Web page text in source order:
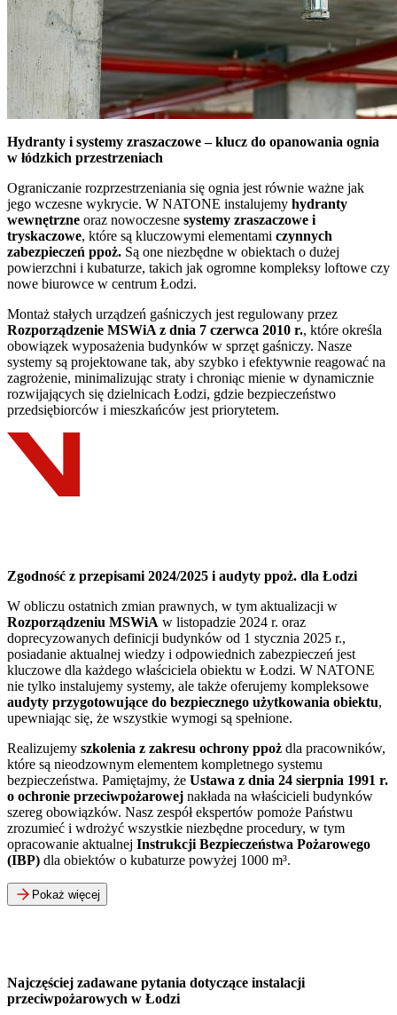
Hydranty i systemy zraszaczowe – klucz do opanowania ognia
w łódzkich przestrzeniach
Ograniczanie rozprzestrzeniania się ognia jest równie ważne jak
jego wczesne wykrycie. W NATONE instalujemy hydranty
wewnętrzne oraz nowoczesne systemy zraszaczowe i
tryskaczowe, które są kluczowymi elementami czynnych
zabezpieczeń ppoż. Są one niezbędne w obiektach o dużej
powierzchni i kubaturze, takich jak ogromne kompleksy loftowe czy
nowe biurowce w centrum Łodzi.
Montaż stałych urządzeń gaśniczych jest regulowany przez
Rozporządzenie MSWiA z dnia 7 czerwca 2010 r., które określa
obowiązek wyposażenia budynków w sprzęt gaśniczy. Nasze
systemy są projektowane tak, aby szybko i efektywnie reagować na
zagrożenie, minimalizując straty i chroniąc mienie w dynamicznie
rozwijających się dzielnicach Łodzi, gdzie bezpieczeństwo
przedsiębiorców i mieszkańców jest priorytetem.
Zgodność z przepisami 2024/2025 i audyty ppoż. dla Łodzi
W obliczu ostatnich zmian prawnych, w tym aktualizacji w
Rozporządzeniu MSWiA w listopadzie 2024 r. oraz
doprecyzowanych definicji budynków od 1 stycznia 2025 r.,
posiadanie aktualnej wiedzy i odpowiednich zabezpieczeń jest
kluczowe dla każdego właściciela obiektu w Łodzi. W NATONE
nie tylko instalujemy systemy, ale także oferujemy kompleksowe
audyty przygotowujące do bezpiecznego użytkowania obiektu,
upewniając się, że wszystkie wymogi są spełnione.
Realizujemy szkolenia z zakresu ochrony ppoż dla pracowników,
które są nieodzownym elementem kompletnego systemu
bezpieczeństwa. Pamiętajmy, że Ustawa z dnia 24 sierpnia 1991 r.
o ochronie przeciwpożarowej nakłada na właścicieli budynków
szereg obowiązków. Nasz zespół ekspertów pomoże Państwu
zrozumieć i wdrożyć wszystkie niezbędne procedury, w tym
opracowanie aktualnej Instrukcji Bezpieczeństwa Pożarowego
(IBP) dla obiektów o kubaturze powyżej 1000 m³.
Pokaż więcej
Najczęściej zadawane pytania dotyczące instalacji
przeciwpożarowych w Łodzi